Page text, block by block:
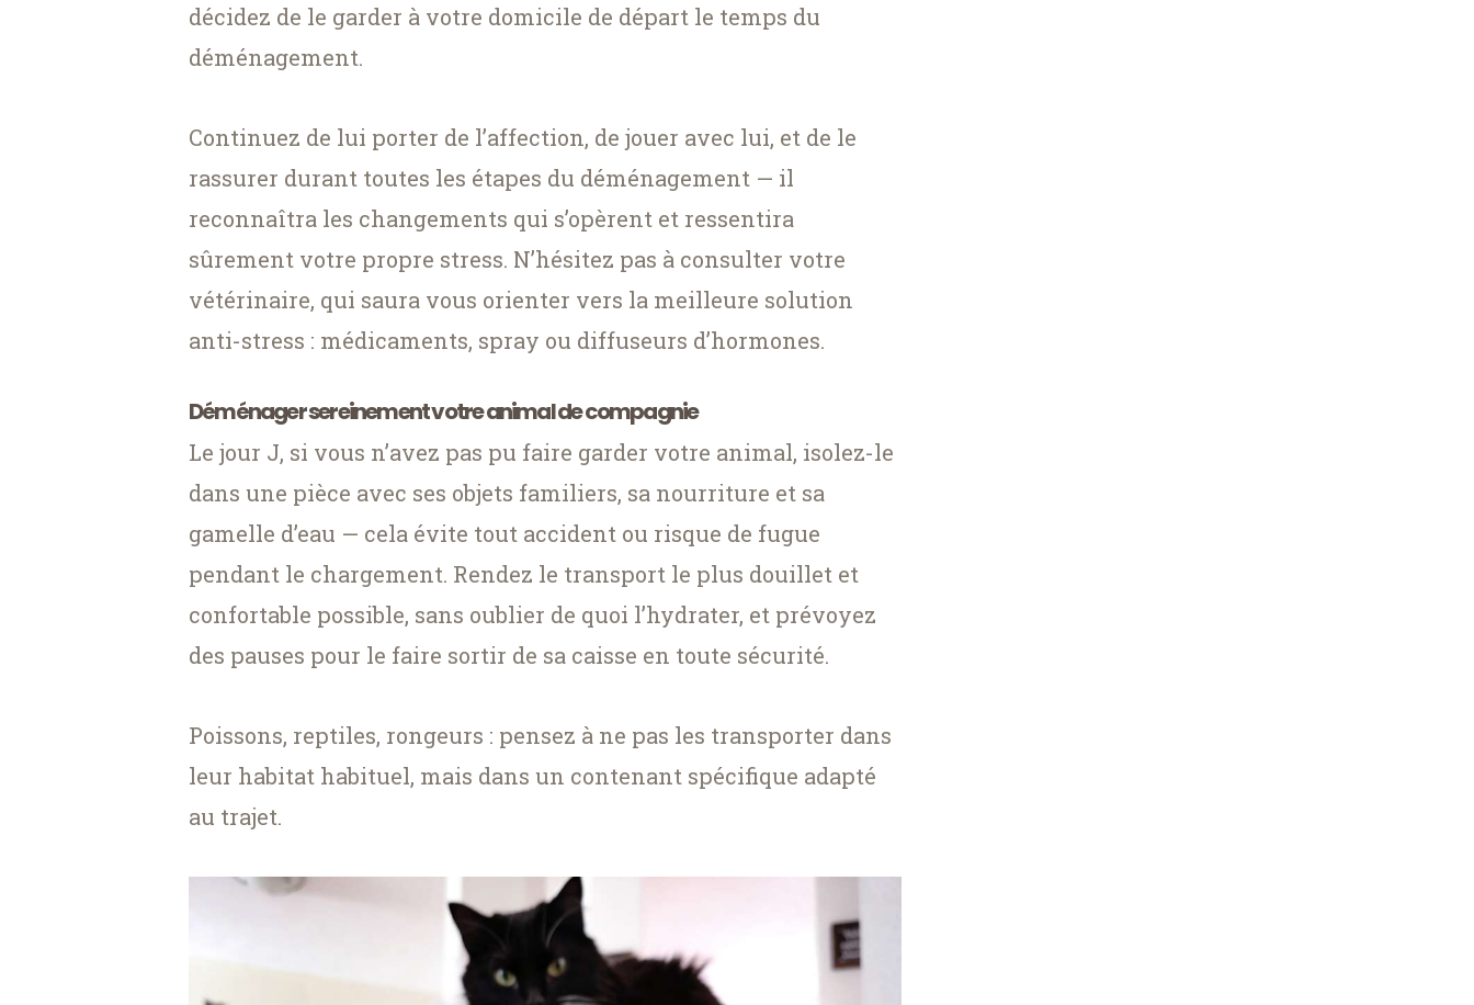
décidez de le garder à votre domicile de départ le temps du
déménagement.
Continuez de lui porter de l’affection, de jouer avec lui, et de le
rassurer durant toutes les étapes du déménagement — il
reconnaîtra les changements qui s’opèrent et ressentira
sûrement votre propre stress. N’hésitez pas à consulter votre
vétérinaire, qui saura vous orienter vers la meilleure solution
anti-stress : médicaments, spray ou diffuseurs d’hormones.
Déménager sereinement votre animal de compagnie
Le jour J, si vous n’avez pas pu faire garder votre animal, isolez-le
dans une pièce avec ses objets familiers, sa nourriture et sa
gamelle d’eau — cela évite tout accident ou risque de fugue
pendant le chargement. Rendez le transport le plus douillet et
confortable possible, sans oublier de quoi l’hydrater, et prévoyez
des pauses pour le faire sortir de sa caisse en toute sécurité.
Poissons, reptiles, rongeurs : pensez à ne pas les transporter dans
leur habitat habituel, mais dans un contenant spécifique adapté
au trajet.